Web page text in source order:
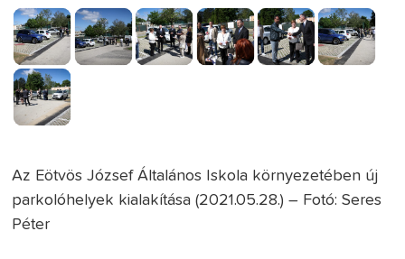
Az Eötvös József Általános Iskola környezetében új
parkolóhelyek kialakítása (2021.05.28.) – Fotó: Seres
Péter